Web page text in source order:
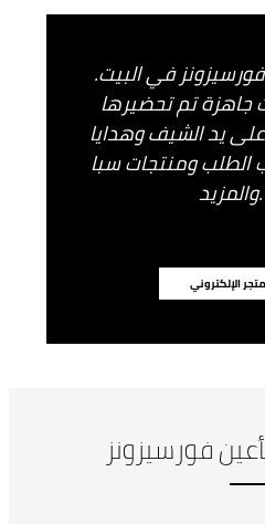
في البيت.
جاهزة تم تحضيرها
يد الشيف وهدايا
ومنتجات سبا
والمزيد.
الإلكتروني
فورسيزونز